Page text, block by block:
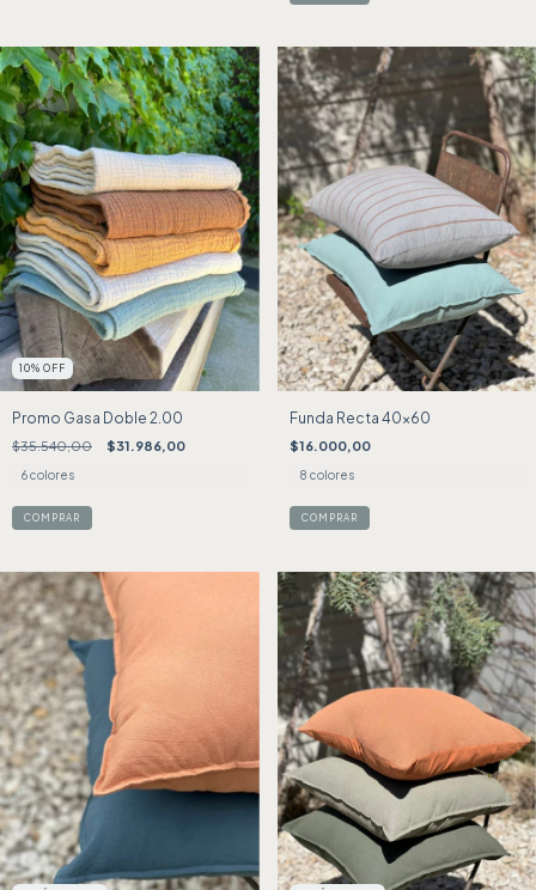
10% OFF
Promo Gasa Doble 2.00
$35.540,00 $31.986,00
6 colores
COMPRAR
Funda Recta 40x60
$16.000,00
8 colores
COMPRAR